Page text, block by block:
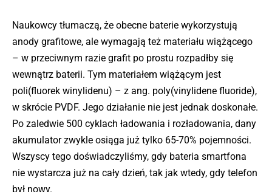
Naukowcy tłumaczą, że obecne baterie wykorzystują
anody grafitowe, ale wymagają też materiału wiążącego
– w przeciwnym razie grafit po prostu rozpadłby się
wewnątrz baterii. Tym materiałem wiążącym jest
poli(fluorek winylidenu) – z ang. poly(vinylidene fluoride),
w skrócie PVDF. Jego działanie nie jest jednak doskonałe.
Po zaledwie 500 cyklach ładowania i rozładowania, dany
akumulator zwykle osiąga już tylko 65-70% pojemności.
Wszyscy tego doświadczyliśmy, gdy bateria smartfona
nie wystarcza już na cały dzień, tak jak wtedy, gdy telefon
był nowy.